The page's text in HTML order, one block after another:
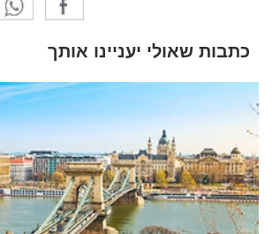
כתבות שאולי יעניינו אותך